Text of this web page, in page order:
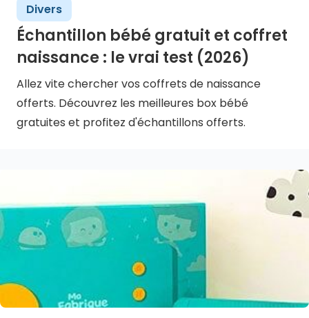
Divers
Échantillon bébé gratuit et coffret
naissance : le vrai test (2026)
Allez vite chercher vos coffrets de naissance
offerts. Découvrez les meilleures box bébé
gratuites et profitez d'échantillons offerts.